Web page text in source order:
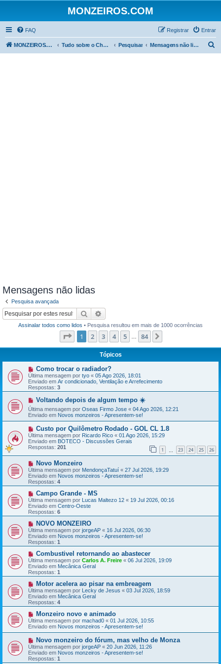
MONZEIROS.COM
FAQ Entrar
Registrar
MONZEIROS.COM Tudo sobre o Chevrolet Monza! Pesquisar Mensagens não lidas
Mensagens não lidas
Pesquisa avançada
Pesquisar
Assinalar todos como lidos • Pesquisa resultou em mais de 1000 ocorrências
Página de 84
1 2 3 4 5 84
Tópicos
N
o
v
a
m
e
s
a
g
e
m
Como trocar o radiador?
Última mensagem por tyo « 05 Ago 2026, 18:01
Enviado em Ar condicionado, Ventilação e Arrefecimento
Respostas: 3
N
v
a
m
e
n
s
a
g
e
m
Voltando depois de algum tempo ☀️
Última mensagem por Oseas Firmo Jose « 04 Ago 2026, 12:21
Enviado em Novos monzeiros - Apresentem-se!
N
o
v
a
m
e
s
a
g
e
m
Custo por Quilômetro Rodado - GOL CL 1.8
Última mensagem por Ricardo Rico « 01 Ago 2026, 15:29
Enviado em BOTECO - Discussões Gerais
Respostas: 201 1 23 24 25 26
N
o
v
a
m
e
n
s
a
g
e
m
Novo Monzeiro
Última mensagem por MendonçaTatuí « 27 Jul 2026, 19:29
Enviado em Novos monzeiros - Apresentem-se!
Respostas: 4
N
o
v
a
m
e
n
s
a
g
e
m
Campo Grande - MS
Última mensagem por Lucas Maltezo 12 « 19 Jul 2026, 00:16
Enviado em Centro-Oeste
Respostas: 6
N
o
v
a
m
e
n
s
a
g
e
m
NOVO MONZEIRO
Última mensagem por jorgeAP « 16 Jul 2026, 06:30
Enviado em Novos monzeiros - Apresentem-se!
Respostas: 1
N
o
v
a
m
e
n
s
a
g
e
m
Combustivel retornando ao abastecer
Última mensagem por Carlos A. Freire « 06 Jul 2026, 19:09
Enviado em Mecânica Geral
Respostas: 1
N
o
v
a
m
e
n
s
a
e
m
Motor acelera ao pisar na embreagem
Última mensagem por Lecky de Jesus « 03 Jul 2026, 18:59
Enviado em Mecânica Geral
Respostas: 4
N
o
v
a
m
e
n
s
a
Monzeiro novo e animado
Última mensagem por machad0 « 01 Jul 2026, 10:55
Enviado em Novos monzeiros - Apresentem-se!
N
o
v
a
m
Novo monzeiro do fórum, mas velho de Monza
Última mensagem por jorgeAP « 20 Jun 2026, 11:26
Enviado em Novos monzeiros - Apresentem-se!
Respostas: 1